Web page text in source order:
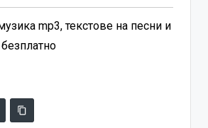
mp3, текстове на песни и